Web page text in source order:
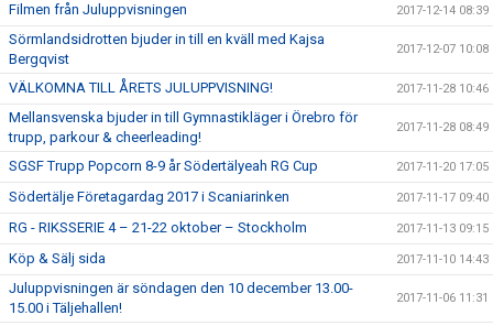
Filmen från Juluppvisningen 2017-12-14 08:39
Sörmlandsidrotten bjuder in till en kväll med Kajsa
Bergqvist
2017-12-07 10:08
VÄLKOMNA TILL ÅRETS JULUPPVISNING! 2017-11-28 10:46
Mellansvenska bjuder in till Gymnastikläger i Örebro för
trupp, parkour & cheerleading!
2017-11-28 08:49
SGSF Trupp Popcorn 8-9 år Södertälyeah RG Cup 2017-11-20 17:05
Södertälje Företagardag 2017 i Scaniarinken 2017-11-17 09:40
RG - RIKSSERIE 4 – 21-22 oktober – Stockholm 2017-11-13 09:15
Köp & Sälj sida 2017-11-10 14:43
Juluppvisningen är söndagen den 10 december 13.00-
15.00 i Täljehallen!
2017-11-06 11:31